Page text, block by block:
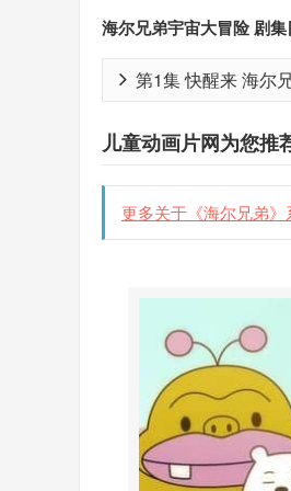
海尔兄弟宇宙大冒险 剧
第1集 快醒来 海尔
儿童动画片网为您推
更多关于《海尔兄弟